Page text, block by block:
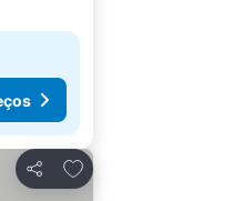
Partilhar
Adicionar aos